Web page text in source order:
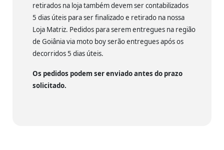
retirados na loja também devem ser contabilizados
5 dias úteis para ser finalizado e retirado na nossa
Loja Matriz. Pedidos para serem entregues na região
de Goiânia via moto boy serão entregues após os
decorridos 5 dias úteis.
Os pedidos podem ser enviado antes do prazo
solicitado.